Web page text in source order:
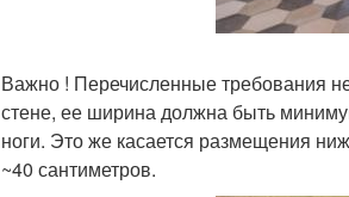
Важно ! Перечисленные требования
стене, ее ширина должна быть
ноги. Это же касается размещения
~40 сантиметров.